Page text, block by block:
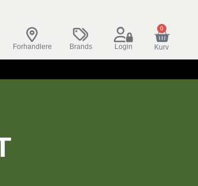
Forhandlere Brands Login
0
Kurv